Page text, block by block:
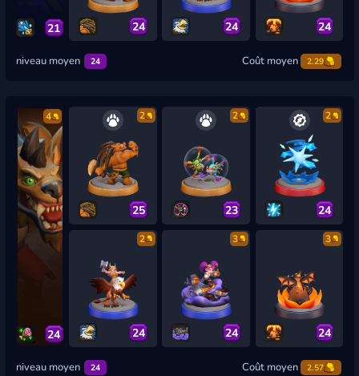
21 24 24 24
niveau moyen 24 Coût moyen 2.29
4
24
2
25
2
23
2
24
2
24
3
24
3
24
niveau moyen 24 Coût moyen 2.57